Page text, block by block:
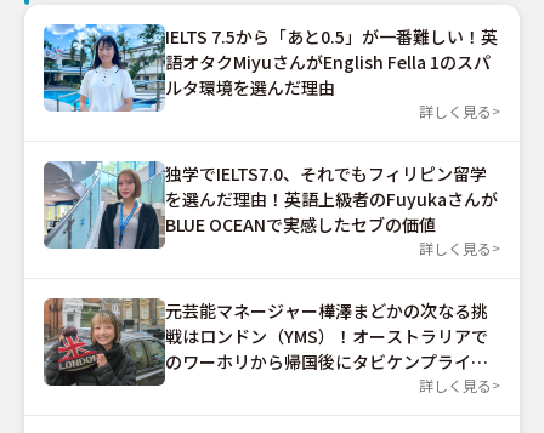
IELTS 7.5から「あと0.5」が一番難しい！英
語オタクMiyuさんがEnglish Fella 1のスパ
ルタ環境を選んだ理由
詳しく見る
独学でIELTS7.0、それでもフィリピン留学
を選んだ理由！英語上級者のFuyukaさんが
BLUE OCEANで実感したセブの価値
詳しく見る
元芸能マネージャー樺澤まどかの次なる挑
戦はロンドン（YMS）！オーストラリアで
のワーホリから帰国後にタビケンプライム
詳しく見る